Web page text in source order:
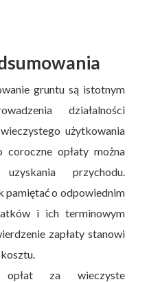
gruntu są istotnym
działalności
użytkowania
opłaty można
przychodu.
pamiętać o odpowiednim
i ich terminowym
zapłaty stanowi
opłat za wieczyste